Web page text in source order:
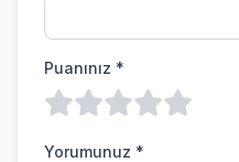
Puanınız *
Yorumunuz *